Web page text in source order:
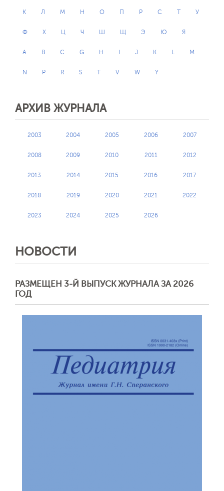
К Л М Н О П Р С Т У
Ф Х Ц Ч Ш Щ Э Ю Я
A B C G H J K L M
N P R S T V W Y
АРХИВ ЖУРНАЛА
2003 2004 2005 2006 2007
2008 2009 2010 2011 2012
2013 2014 2015 2016 2017
2018 2019 2020 2021 2022
2023 2024 2025 2026
НОВОСТИ
РАЗМЕЩЕН 3-Й ВЫПУСК ЖУРНАЛА ЗА 2026
ГОД